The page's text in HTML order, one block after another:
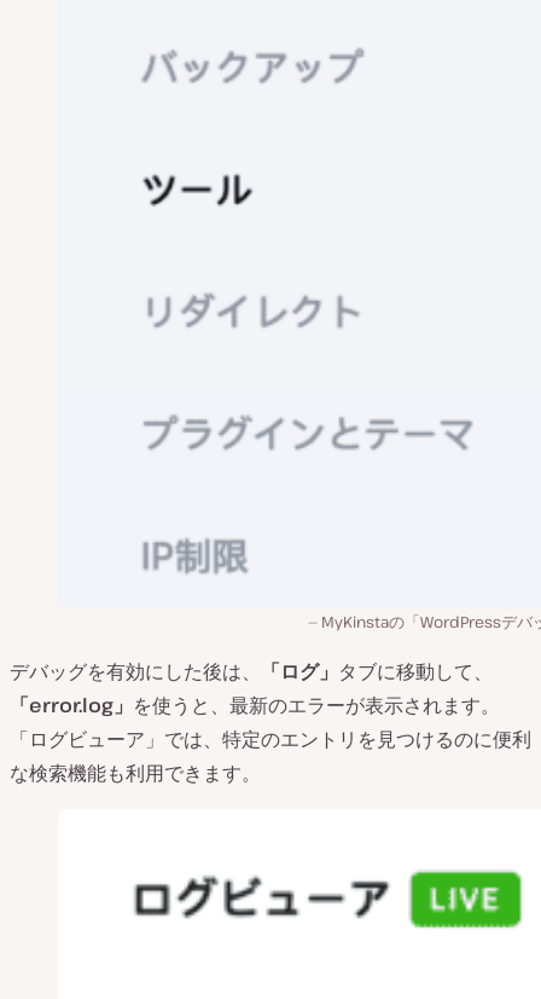
MyKinstaの「WordPressデバ
デバッグを有効にした後は、 「ログ」 タブに移動して、
「error.log」 を使うと、最新のエラーが表示されます。
「ログビューア」では、特定のエントリを見つけるのに便利
な検索機能も利用できます。